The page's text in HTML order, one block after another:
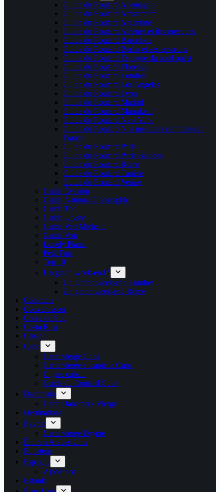
Guide du Routard Allemagne
Guide du Routard Amsterdam
Guide du Routard Argentine
Guide du Routard Athènes et îles grecques
Guide du Routard Barcelone
Guide du Routard Berlin et ses environs
Guide du Routard Espagne du nord ouest
Guide du Routard Florence
Guide du Routard Londres
Guide du Routard Los Angeles
Guide du Routard Lyon
Guide du Routard Madrid
Guide du Routard Marrakech
Guide du Routard New York
Guide du Routard Nos meilleurs campings en
France
Guide du Routard Paris
Guide du Routard Paris Balades
Guide du Routard Rome
Guide du Routard Tunisie
Guide du Routard Venise
Guide Évasion
Guide National Geographic
Guide Tao
Guide Ulysse
Guide Vert Michelin
Guide Voir
Lonely Planet
Petit Futé
Top 10
Un grand week-end à
Un Grand week-end Londres
Un grand week-end Rome
Colombie
Convertisseur
Corée du Sud
Costa Rica
Croatie
Cuba
Carte vierge Cuba
Carte vierge et capitale Cuba
Cigare cubain
Guide du Routard Cuba
Danemark
Carte Danemark Vierge
Destinations
Égypte
Carte vierge Egypte
Émirats Arabes Unis
Équateur
Espagne
Ajoblanco
Estonie